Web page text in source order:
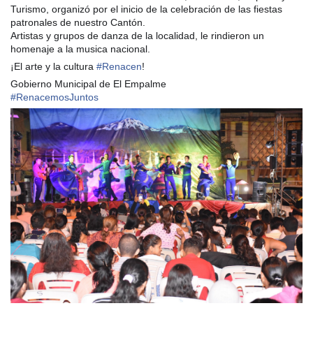
patronales de nuestro Cantón.
Artistas y grupos de danza de la localidad, le rindieron un
homenaje a la musica nacional.
¡El arte y la cultura#Renacen!
Gobierno Municipal de El Empalme
#RenacemosJuntos